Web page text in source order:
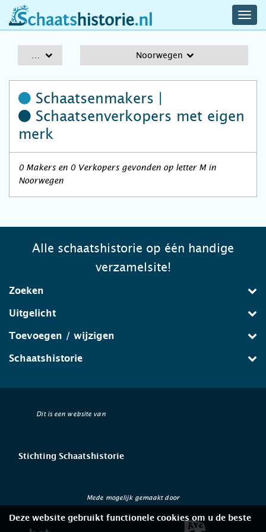
schaatshistorie.nl
Noorwegen
Schaatsenmakers |
Schaatsenverkopers met eigen
merk
0 Makers en 0 Verkopers gevonden op letter M in
Noorwegen
Alle schaatshistorie op één handige
verzamelsite!
Zoeken
Uitgelicht
Toevoegen / wijzigen
Schaatshistorie
Dit is een website van
Stichting Schaatshistorie
Mede mogelijk gemaakt door
Deze website gebruikt functionele cookies om u de beste